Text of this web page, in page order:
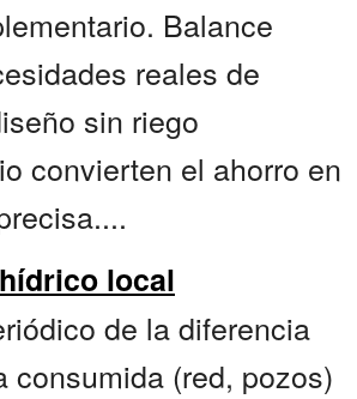
Balance
reales de
sin riego
convierten el ahorro en
local
de la diferencia
consumida (red, pozos)